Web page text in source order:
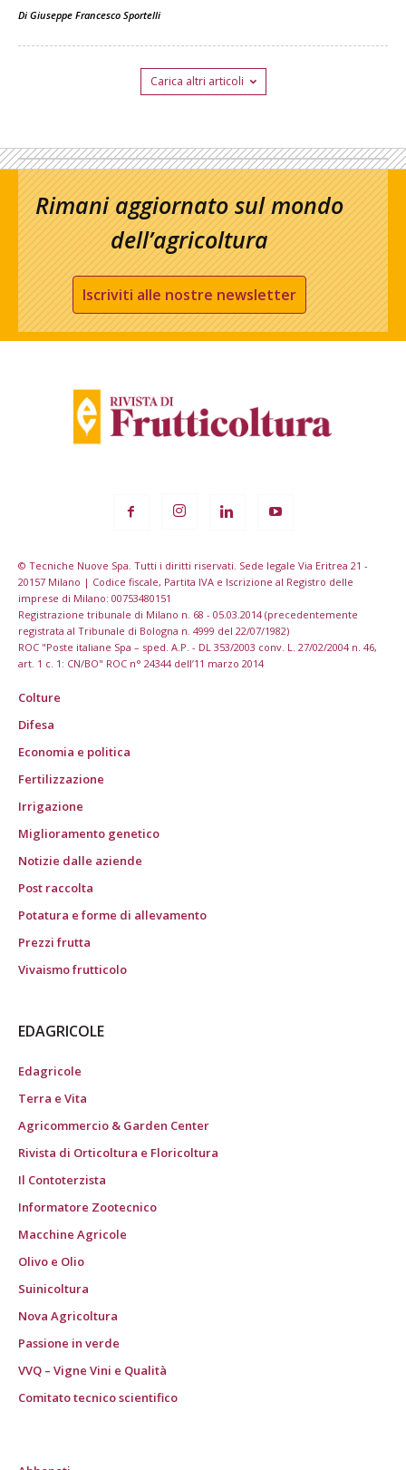
Di Giuseppe Francesco Sportelli
Carica altri articoli
Rimani aggiornato sul mondo
dell’agricoltura
Iscriviti alle nostre newsletter
© Tecniche Nuove Spa. Tutti i diritti riservati. Sede legale Via Eritrea 21 -
20157 Milano | Codice fiscale, Partita IVA e Iscrizione al Registro delle
imprese di Milano: 00753480151
Registrazione tribunale di Milano n. 68 - 05.03.2014 (precedentemente
registrata al Tribunale di Bologna n. 4999 del 22/07/1982)
ROC "Poste italiane Spa – sped. A.P. - DL 353/2003 conv. L. 27/02/2004 n. 46,
art. 1 c. 1: CN/BO" ROC n° 24344 dell’11 marzo 2014
Colture
Difesa
Economia e politica
Fertilizzazione
Irrigazione
Miglioramento genetico
Notizie dalle aziende
Post raccolta
Potatura e forme di allevamento
Prezzi frutta
Vivaismo frutticolo
EDAGRICOLE
Edagricole
Terra e Vita
Agricommercio & Garden Center
Rivista di Orticoltura e Floricoltura
Il Contoterzista
Informatore Zootecnico
Macchine Agricole
Olivo e Olio
Suinicoltura
Nova Agricoltura
Passione in verde
VVQ – Vigne Vini e Qualità
Comitato tecnico scientifico